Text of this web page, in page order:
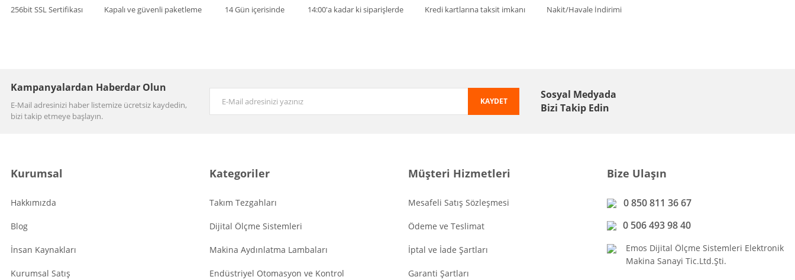
256bit SSL Sertifikası Kapalı ve güvenli paketleme 14 Gün içerisinde 14:00'a kadar ki siparişlerde Kredi kartlarına taksit imkanı Nakit/Havale İndirimi
Kampanyalardan Haberdar Olun
E-Mail adresinizi haber listemize ücretsiz kaydedin,
bizi takip etmeye başlayın.
KAYDET
Sosyal Medyada
Bizi Takip Edin
Kurumsal
Hakkımızda
Blog
İnsan Kaynakları
Kurumsal Satış
Kategoriler
Takım Tezgahları
Dijital Ölçme Sistemleri
Makina Aydınlatma Lambaları
Endüstriyel Otomasyon ve Kontrol
Müşteri Hizmetleri
Mesafeli Satış Sözleşmesi
Ödeme ve Teslimat
İptal ve İade Şartları
Garanti Şartları
Bize Ulaşın
0 850 811 36 67
0 506 493 98 40
Emos Dijital Ölçme Sistemleri Elektronik
Makina Sanayi Tic.Ltd.Şti.